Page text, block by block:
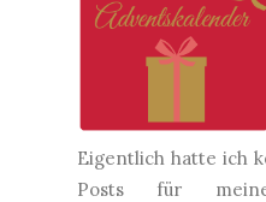
Eigentlich hatte ich
Posts für